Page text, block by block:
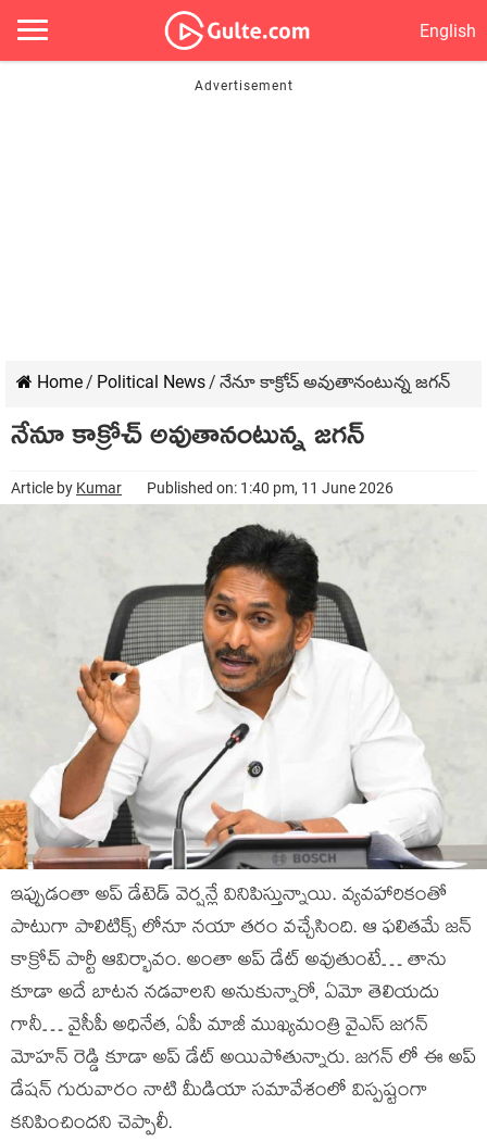
English
Home/ Political News/ నేనూ కాక్రోచ్ అవుతానంటున్న జగన్
నేనూ కాక్రోచ్ అవుతానంటున్న జగన్
Article by Kumar Published on: 1:40 pm, 11 June 2026
ఇప్పుడంతా అప్ డేటెడ్ వెర్షన్లే వినిపిస్తున్నాయి. వ్యవహారికంతో
పాటుగా పాలిటిక్స్ లోనూ నయా తరం వచ్చేసింది. ఆ ఫలితమే జన్
కాక్రోచ్ పార్టీ ఆవిర్భావం. అంతా అప్ డేట్ అవుతుంటే… తాను
కూడా అదే బాటన నడవాలని అనుకున్నారో, ఏమో తెలియదు
గానీ… వైసీపీ అధినేత, ఏపీ మాజీ ముఖ్యమంత్రి వైఎస్ జగన్
మోహన్ రెడ్డి కూడా అప్ డేట్ అయిపోతున్నారు. జగన్ లో ఈ అప్
డేషన్ గురువారం నాటి మీడియా సమావేశంలో విస్పష్టంగా
కనిపించిందని చెప్పాలీ.